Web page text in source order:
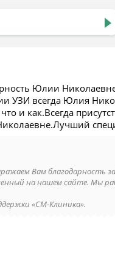
Юлии
всегда Юлия
и как.Всегда
Вам благодарность за
на нашем сайте. Мы
«СМ-Клиника».